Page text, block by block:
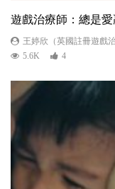
遊戲治療師：總是
王婷欣（英國註冊遊戲治
5.6K
4